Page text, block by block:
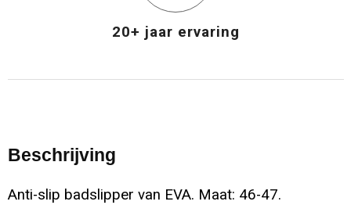
20+ jaar ervaring
Beschrijving
Anti-slip badslipper van EVA. Maat: 46-47.